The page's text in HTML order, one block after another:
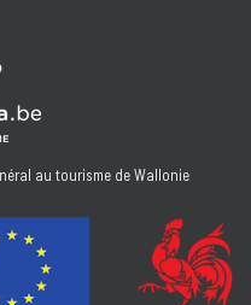
au tourisme de Wallonie